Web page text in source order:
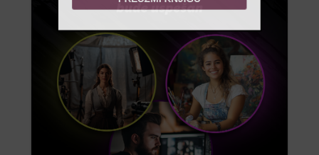
PREUZMI KNJIGU